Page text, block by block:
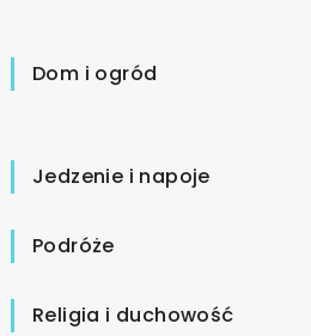
Dom i ogród
Jedzenie i napoje
Podróże
Religia i duchowość